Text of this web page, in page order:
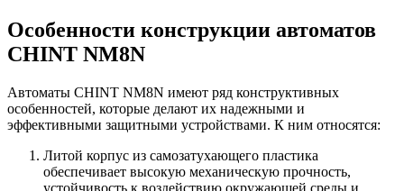
Особенности конструкции автоматов
CHINT NM8N
Автоматы CHINT NM8N имеют ряд конструктивных
особенностей, которые делают их надежными и
эффективными защитными устройствами. К ним относятся:
Литой корпус из самозатухающего пластика
обеспечивает высокую механическую прочность,
устойчивость к воздействию окружающей среды и